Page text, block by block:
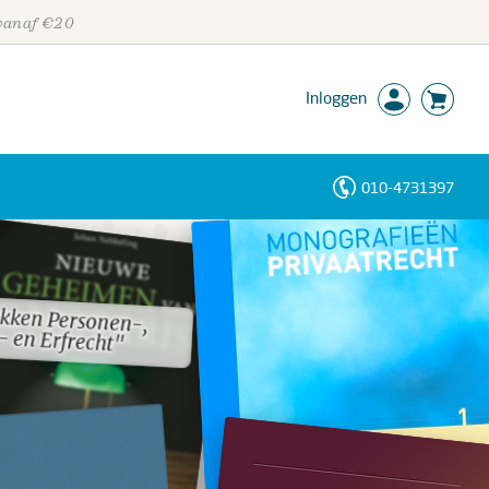
€20
Inloggen
010-4731397
Personen-,
en Erfrecht"
Personen-,
en Erfrecht"
Personen
Trefwoorden